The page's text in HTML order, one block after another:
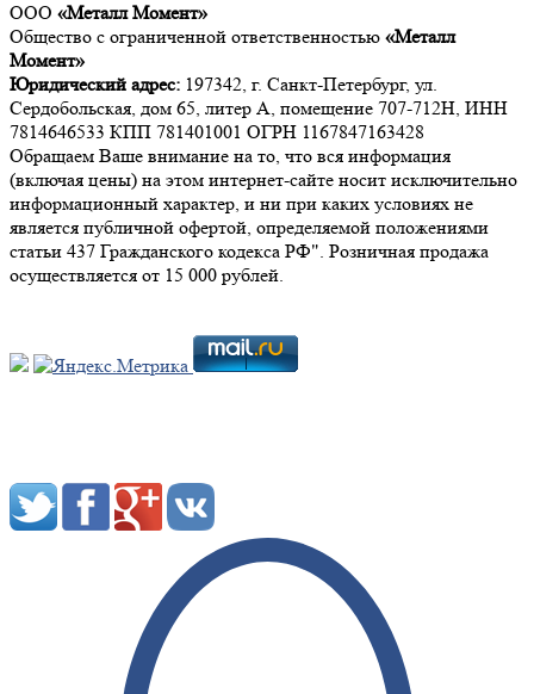
ООО «Металл Момент»
Общество с ограниченной ответственностью «Металл
Момент»
Юридический адрес: 197342, г. Санкт-Петербург, ул.
Сердобольская, дом 65, литер А, помещение 707-712Н, ИНН
7814646533 КПП 781401001 ОГРН 1167847163428
Обращаем Ваше внимание на то, что вся информация
(включая цены) на этом интернет-сайте носит исключительно
информационный характер, и ни при каких условиях не
является публичной офертой, определяемой положениями
статьи 437 Гражданского кодекса РФ". Розничная продажа
осуществляется от 15 000 рублей.